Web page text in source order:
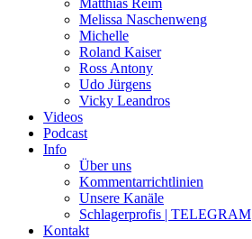
Matthias Reim
Melissa Naschenweng
Michelle
Roland Kaiser
Ross Antony
Udo Jürgens
Vicky Leandros
Videos
Podcast
Info
Über uns
Kommentarrichtlinien
Unsere Kanäle
Schlagerprofis | TELEGRAM
Kontakt